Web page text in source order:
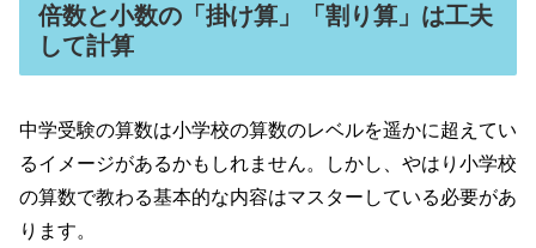
倍数と小数の「掛け算」「割り算」は工夫
して計算
中学受験の算数は小学校の算数のレベルを遥かに超えてい
るイメージがあるかもしれません。しかし、やはり小学校
の算数で教わる基本的な内容はマスターしている必要があ
ります。